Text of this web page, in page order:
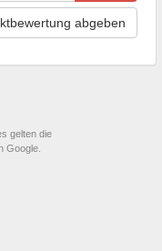
abgeben
gelten die
Google.